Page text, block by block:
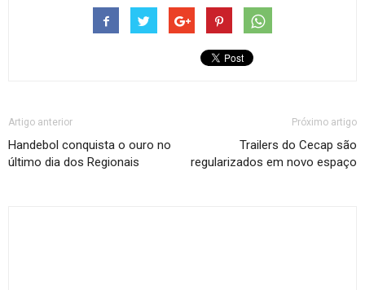
Artigo anterior
Handebol conquista o ouro no
último dia dos Regionais
Próximo artigo
Trailers do Cecap são
regularizados em novo espaço